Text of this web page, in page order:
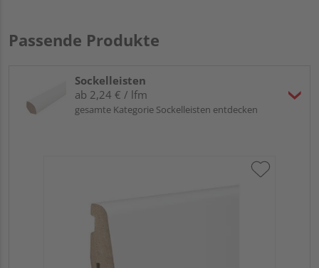
Passende Produkte
Sockelleisten
ab 2,24 € / lfm
gesamte Kategorie Sockelleisten entdecken